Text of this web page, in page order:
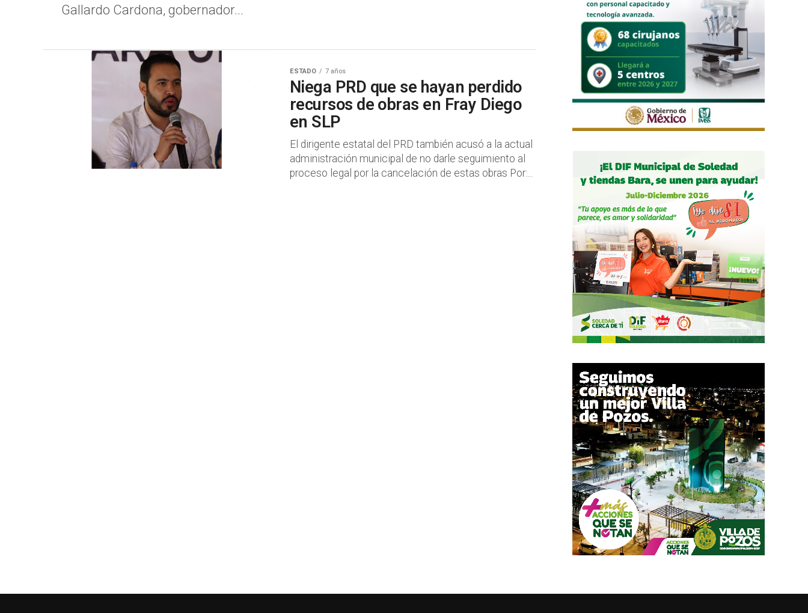
Gallardo Cardona, gobernador...
ESTADO 7 años
Niega PRD que se hayan perdido
recursos de obras en Fray Diego
en SLP
El dirigente estatal del PRD también acusó a la actual
administración municipal de no darle seguimiento al
proceso legal por la cancelación de estas obras Por:...